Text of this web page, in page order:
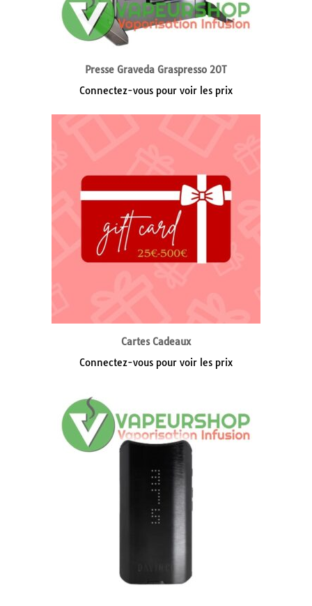
Presse Graveda Graspresso 20T
Connectez-vous pour voir les prix
Cartes Cadeaux
Connectez-vous pour voir les prix